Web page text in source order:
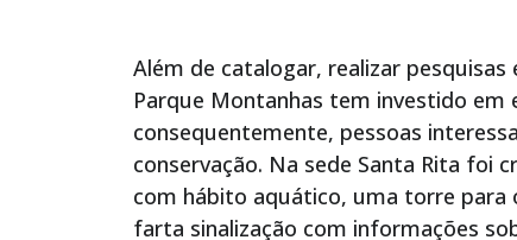
Além de catalogar, realizar
Parque Montanhas tem investido
consequentemente, pessoas
conservação. Na sede Santa Rita foi
com hábito aquático, uma torre para
farta sinalização com informações